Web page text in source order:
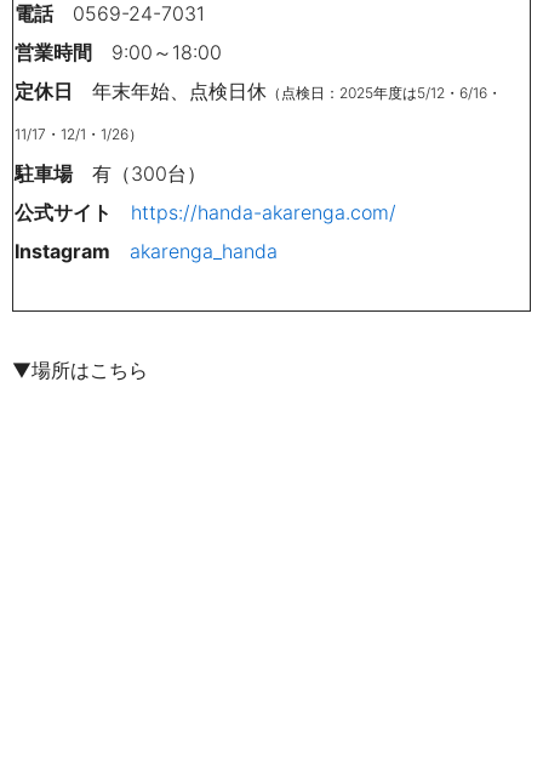
電話0569-24-7031
営業時間 9:00～18:00
定休日 年末年始、点検日休 （点検日：2025年度は5/12・6/16・
11/17・12/1・1/26）
駐車場有（300台）
公式サイト
https://handa-akarenga.com/
Instagram
akarenga_handa
▼場所はこちら